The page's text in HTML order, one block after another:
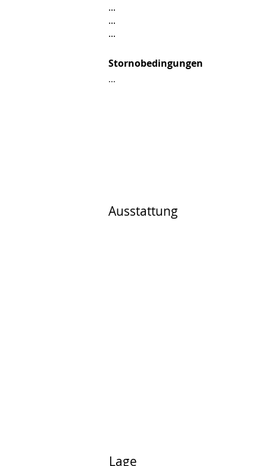
...
...
...
Stornobedingungen
...
Ausstattung
Lage